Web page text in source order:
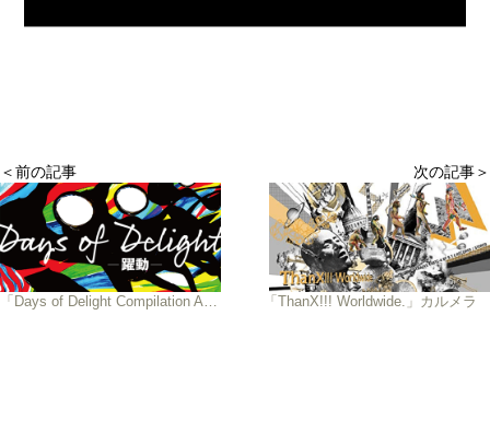
＜前の記事
「Days of Delight Compilation Album-躍動-」V.A.
次の記事＞
「ThanX!!! Worldwide.」カルメラ